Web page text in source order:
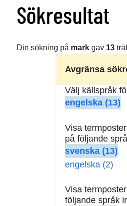
Sökresultat
Din sökning på markgav 13
Avgränsa
Välj källspråk
engelska (13)
Visa
på följande
svenska (13)
engelska (2)
Visa
följande språk